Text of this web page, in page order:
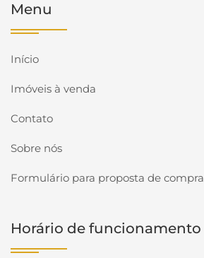
Menu
Início
Imóveis à venda
Contato
Sobre nós
Formulário para proposta de compra
Horário de funcionamento